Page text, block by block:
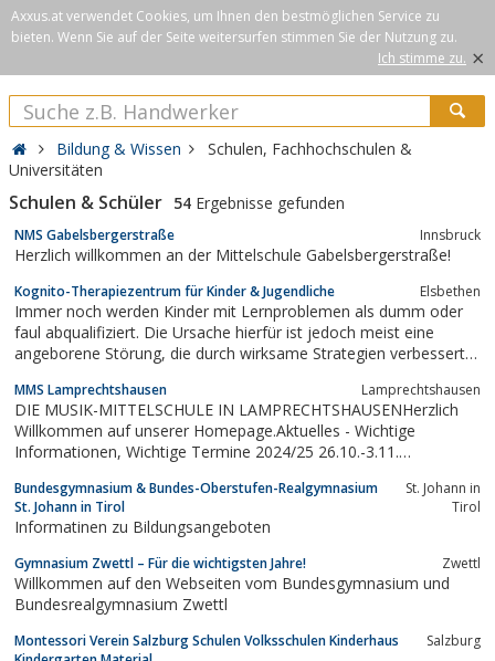
Axxus.at verwendet Cookies, um Ihnen den bestmöglichen Service zu
bieten. Wenn Sie auf der Seite weitersurfen stimmen Sie der Nutzung zu.
Ich stimme zu. ×
Bildung & Wissen
Schulen, Fachhochschulen &
Universitäten
Schulen & Schüler 54 Ergebnisse gefunden
NMS Gabelsbergerstraße Innsbruck
Herzlich willkommen an der Mittelschule Gabelsbergerstraße!
Kognito-Therapiezentrum für Kinder & Jugendliche Elsbethen
Immer noch werden Kinder mit Lernproblemen als dumm oder
faul abqualifiziert. Die Ursache hierfür ist jedoch meist eine
angeborene Störung, die durch wirksame Strategien verbessert
Fragen rund um das Thema Schule und Lernen und steht Ihnen
mit pädagogischem und...
MMS Lamprechtshausen Lamprechtshausen
DIE MUSIK-MITTELSCHULE IN LAMPRECHTSHAUSENHerzlich
Willkommen auf unserer Homepage.Aktuelles - Wichtige
Informationen, Wichtige Termine 2024/25 26.10.-3.11.
der Salzburger Musikmittelschulen 14.11. Elternvortrag Sicherer
Umgang mit Medien (???? 19:00) 19.11. 1....
Bundesgymnasium & Bundes-Oberstufen-Realgymnasium
St. Johann in Tirol
St. Johann in
Tirol
Informatinen zu Bildungsangeboten
Gymnasium Zwettl – Für die wichtigsten Jahre! Zwettl
Willkommen auf den Webseiten vom Bundesgymnasium und
Bundesrealgymnasium Zwettl
Montessori Verein Salzburg Schulen Volksschulen Kinderhaus
Salzburg